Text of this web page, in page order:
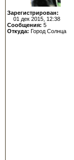
Зарегистрирован:
01 дек 2015, 12:38
Сообщения: 5
Откуда: Город Солнца